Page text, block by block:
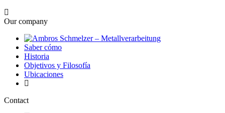
Our company
Saber cómo
Historia
Objetivos y Filosofía
Ubicaciones
Contact